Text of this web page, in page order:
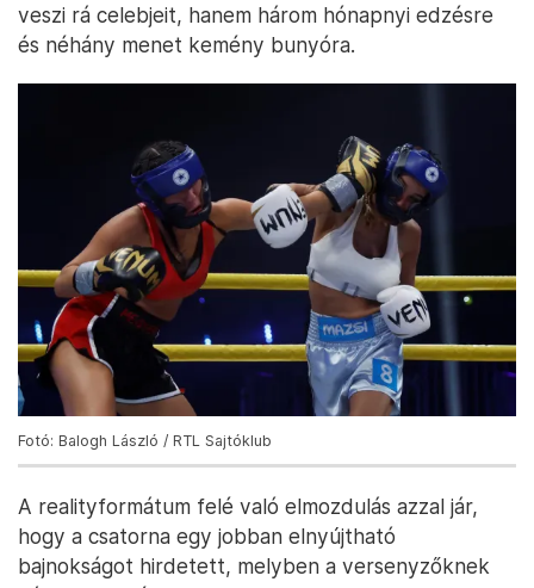
veszi rá celebjeit, hanem három hónapnyi edzésre
és néhány menet kemény bunyóra.
Fotó: Balogh László / RTL Sajtóklub
A realityformátum felé való elmozdulás azzal jár,
hogy a csatorna egy jobban elnyújtható
bajnokságot hirdetett, melyben a versenyzőknek